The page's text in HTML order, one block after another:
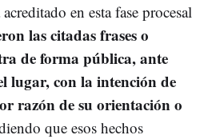
en esta fase procesal
las citadas frases o
de forma pública, ante
lugar, con la intención de
razón de su orientación o
que esos hechos